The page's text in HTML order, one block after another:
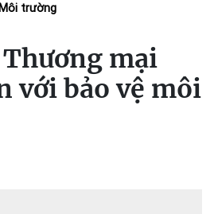
trường
mại
với bảo vệ môi